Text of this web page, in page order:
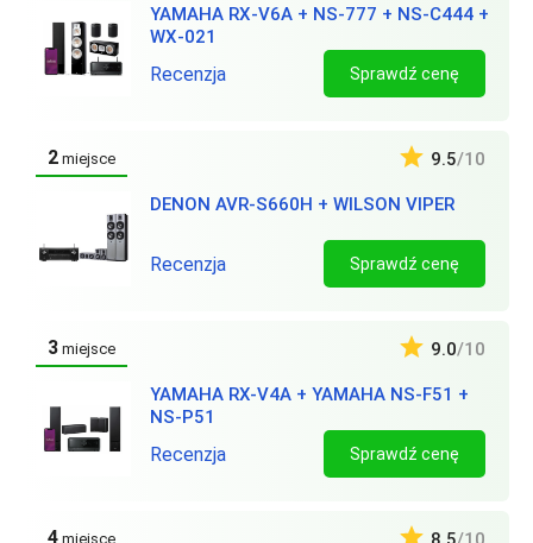
YAMAHA RX‑V6A + NS‑777 + NS‑C444 +
WX‑021
Recenzja Sprawdź cenę
2 miejsce
DENON AVR-S660H + WILSON VIPER
9.5/10
Recenzja Sprawdź cenę
3 miejsce
YAMAHA RX-V4A + YAMAHA NS-F51 +
NS-P51
9.0/10
Recenzja Sprawdź cenę
4 miejsce